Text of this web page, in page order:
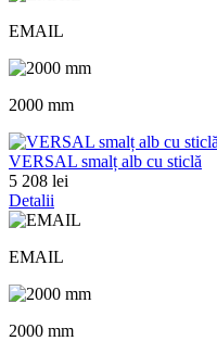
EMAIL
2000 mm
VERSAL smalț alb cu sticlă
5 208 lei
Detalii
EMAIL
2000 mm